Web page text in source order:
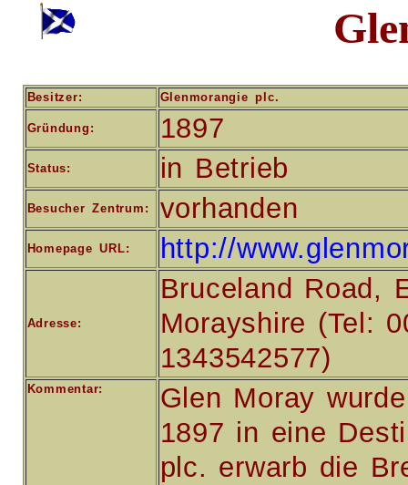
Besitzer: Glenmorangie plc.
Gründung: 1897
Status: in Betrieb
Besucher Zentrum: vorhanden
Homepage URL: http://
Adresse:
Bruceland Road,
Morayshire (Tel:
1343542577)
Kommentar:
Glen Moray
1897 in eine
plc. erwarb die